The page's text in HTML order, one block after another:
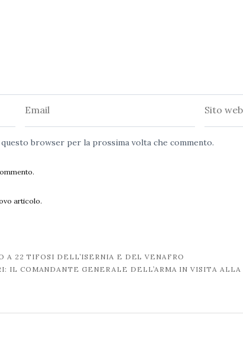
browser per la prossima volta che commento.
articolo.
A 22 TIFOSI DELL’ISERNIA E DEL VENAFRO
IL COMANDANTE GENERALE DELL’ARMA IN VISITA